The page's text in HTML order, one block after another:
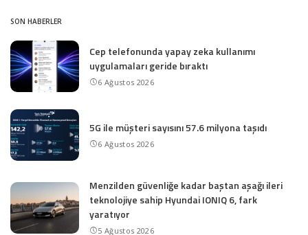
SON HABERLER
Cep telefonunda yapay zeka kullanımı
uygulamaları geride bıraktı
6 Ağustos 2026
5G ile müşteri sayısını 57.6 milyona taşıdı
6 Ağustos 2026
Menzilden güvenliğe kadar baştan aşağı ileri
teknolojiye sahip Hyundai IONIQ 6, fark
yaratıyor
5 Ağustos 2026